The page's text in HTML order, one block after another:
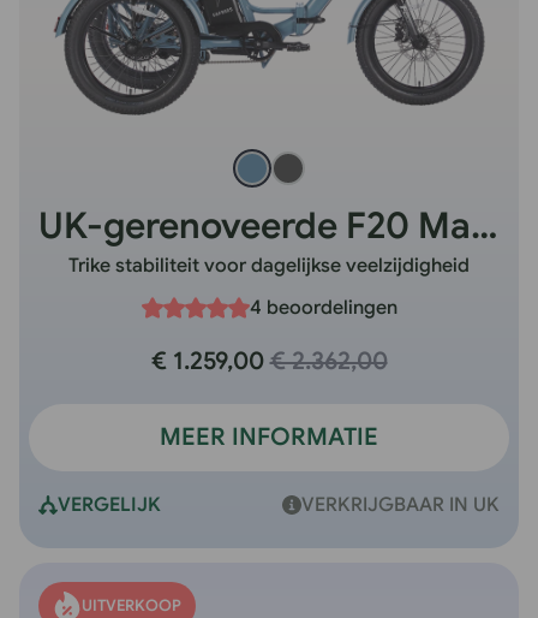
UK-gerenoveerde F20 Mate
Trike stabiliteit voor dagelijkse veelzijdigheid
4 beoordelingen
€ 1.259,00 € 2.362,00
MEER INFORMATIE
VERGELIJK VERKRIJGBAAR IN UK
UITVERKOOP